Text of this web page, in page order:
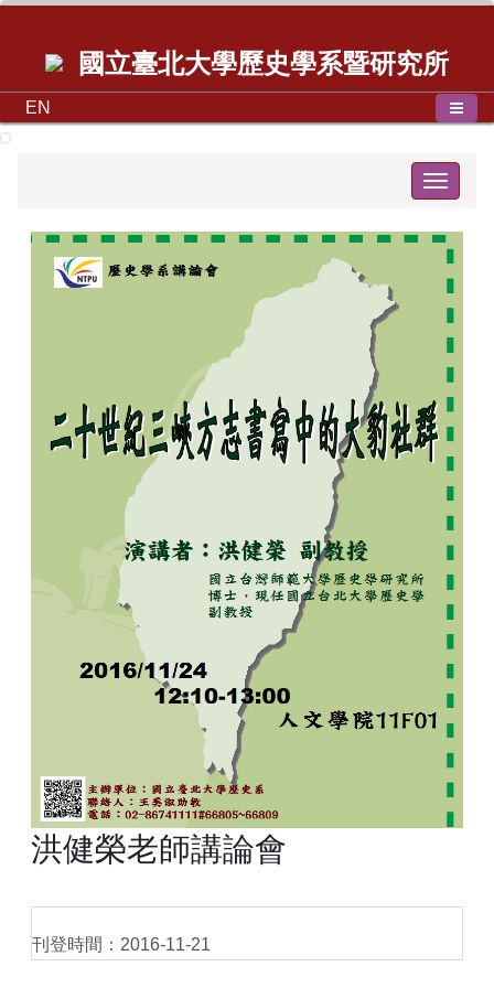
國立臺北大學歷史學系暨研究所
EN
Toggle
洪健榮老師講論會
刊登時間：2016-11-21